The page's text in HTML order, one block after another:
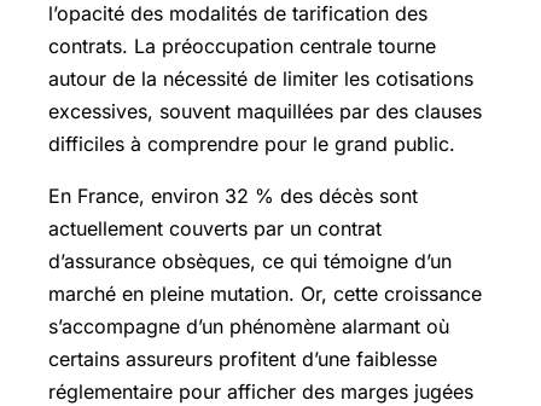
l’opacité des modalités de tarification des
contrats. La préoccupation centrale tourne
autour de la nécessité de limiter les cotisations
excessives, souvent maquillées par des clauses
difficiles à comprendre pour le grand public.
En France, environ 32 % des décès sont
actuellement couverts par un contrat
d’assurance obsèques, ce qui témoigne d’un
marché en pleine mutation. Or, cette croissance
s’accompagne d’un phénomène alarmant où
certains assureurs profitent d’une faiblesse
réglementaire pour afficher des marges jugées